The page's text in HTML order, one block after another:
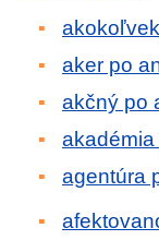
aker po
akčný po
agentúra